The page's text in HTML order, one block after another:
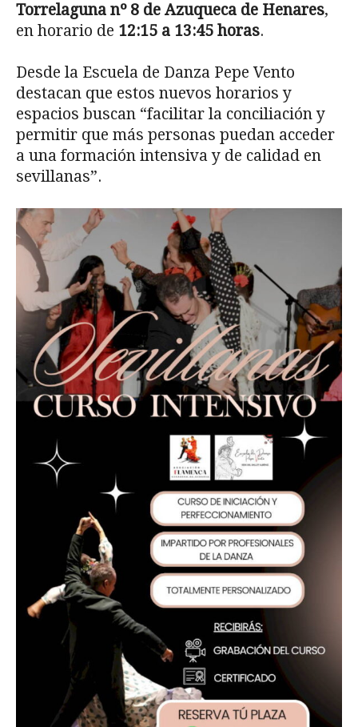
Torrelaguna nº 8 de Azuqueca de Henares,
en horario de 12:15 a 13:45 horas.
Desde la Escuela de Danza Pepe Vento
destacan que estos nuevos horarios y
espacios buscan “facilitar la conciliación y
permitir que más personas puedan acceder
a una formación intensiva y de calidad en
sevillanas”.